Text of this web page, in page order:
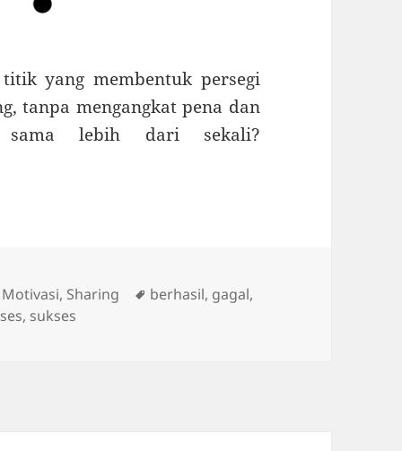
yang membentuk persegi
tanpa mengangkat pena dan
lebih dari sekali?
Motivasi, Sharing Tags
berhasil, gagal,
, sukses